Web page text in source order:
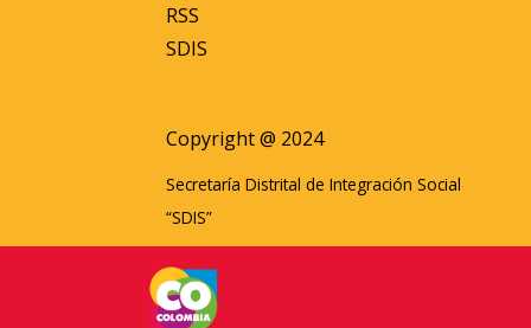
RSS
SDIS
Copyright @ 2024
Secretaría Distrital de Integración Social
“SDIS”